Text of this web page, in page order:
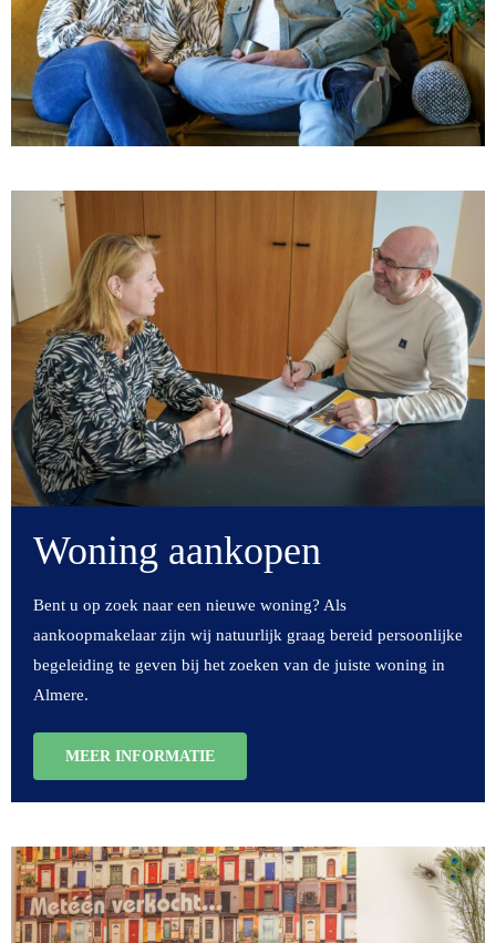
Woning aankopen
Bent u op zoek naar een nieuwe woning? Als
aankoopmakelaar zijn wij natuurlijk graag bereid persoonlijke
begeleiding te geven bij het zoeken van de juiste woning in
Almere.
MEER INFORMATIE